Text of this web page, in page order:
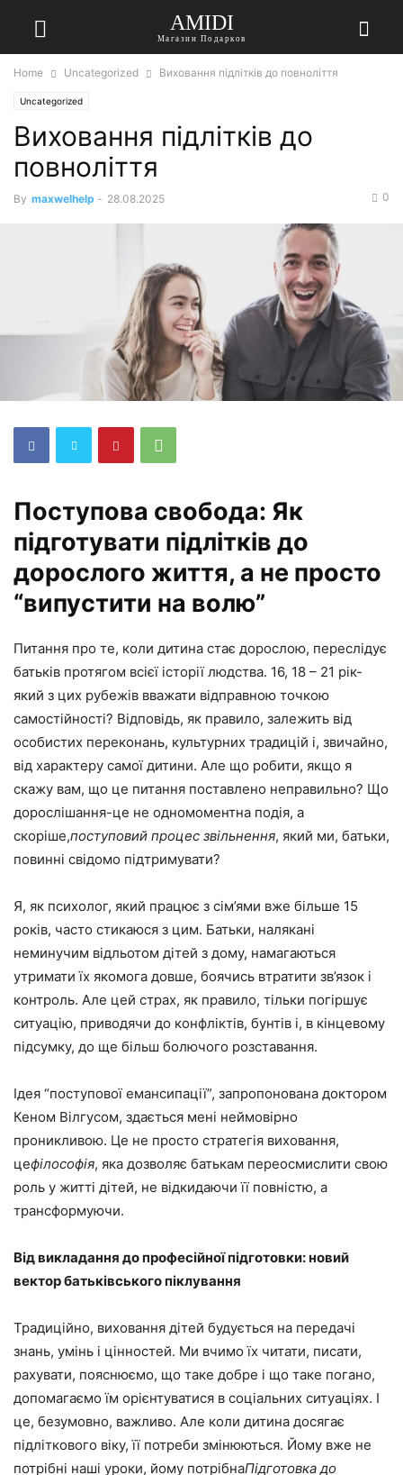
AMIDI
Магазин Подарков
Home Uncategorized Виховання підлітків до повноліття
Uncategorized
Виховання підлітків до
повноліття
By maxwelhelp - 28.08.2025 0
Поступова свобода: Як
підготувати підлітків до
дорослого життя, а не просто
“випустити на волю”
Питання про те, коли дитина стає дорослою, переслідує
батьків протягом всієї історії людства. 16, 18 – 21 рік-
який з цих рубежів вважати відправною точкою
самостійності? Відповідь, як правило, залежить від
особистих переконань, культурних традицій і, звичайно,
від характеру самої дитини. Але що робити, якщо я
скажу вам, що це питання поставлено неправильно? Що
дорослішання-це не одномоментна подія, а
скоріше,поступовий процес звільнення, який ми, батьки,
повинні свідомо підтримувати?
Я, як психолог, який працює з сім’ями вже більше 15
років, часто стикаюся з цим. Батьки, налякані
неминучим відльотом дітей з дому, намагаються
утримати їх якомога довше, боячись втратити зв’язок і
контроль. Але цей страх, як правило, тільки погіршує
ситуацію, приводячи до конфліктів, бунтів і, в кінцевому
підсумку, до ще більш болючого розставання.
Ідея “поступової емансипації”, запропонована доктором
Кеном Вілгусом, здається мені неймовірно
проникливою. Це не просто стратегія виховання,
цефілософія, яка дозволяє батькам переосмислити свою
роль у житті дітей, не відкидаючи її повністю, а
трансформуючи.
Від викладання до професійної підготовки: новий
вектор батьківського піклування
Традиційно, виховання дітей будується на передачі
знань, умінь і цінностей. Ми вчимо їх читати, писати,
рахувати, пояснюємо, що таке добре і що таке погано,
допомагаємо їм орієнтуватися в соціальних ситуаціях. І
це, безумовно, важливо. Але коли дитина досягає
підліткового віку, її потреби змінюються. Йому вже не
потрібні наші уроки, йому потрібнаПідготовка до